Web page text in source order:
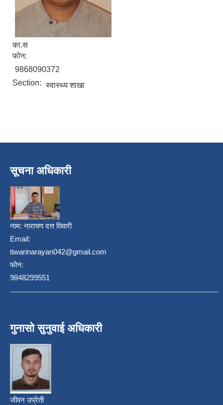
का.स
फोन:
9868090372
Section: स्वास्थ्य शाखा
सूचना अधिकारी
नाम:नारायण दत्त तिवारी
Email:
tiwarinarayan042@gmail.com
फोन:
9848299551
गुनासो सुनुवाई अधिकारी
जीवन उप्रेती